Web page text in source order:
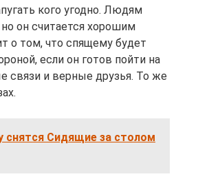
кого угодно. Людям
он считается хорошим
о том, что спящему будет
если он готов пойти на
связи и верные друзья. То же
снятся Сидящие за столом